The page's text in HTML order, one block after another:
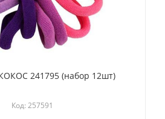
241795 (набор 12шт)
Код: 257591